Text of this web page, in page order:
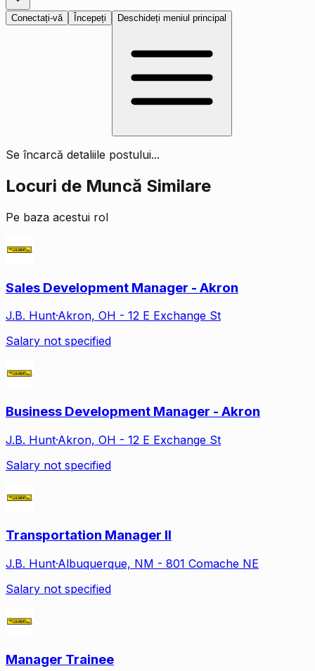
Conectați-vă Începeți Deschideți meniul principal
Se încarcă detaliile postului...
Locuri de Muncă Similare
Pe baza acestui rol
Sales Development Manager - Akron
J.B. Hunt·Akron, OH - 12 E Exchange St
Salary not specified
Business Development Manager - Akron
J.B. Hunt·Akron, OH - 12 E Exchange St
Salary not specified
Transportation Manager II
J.B. Hunt·Albuquerque, NM - 801 Comache NE
Salary not specified
Manager Trainee